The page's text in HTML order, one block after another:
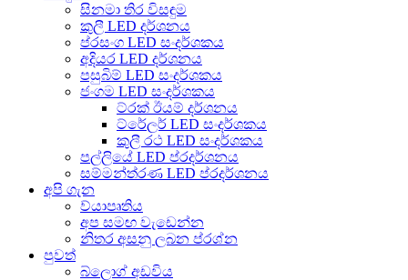
සිනමා තිර විසඳුම
කුලී LED දර්ශනය
ප්රසංග LED සංදර්ශකය
අදියර LED දර්ශනය
පසුබිම් LED සංදර්ශකය
ජංගම LED සංදර්ශකය
ට්රක් ඊයම් දර්ශනය
ට්රේලර් LED සංදර්ශකය
කුලී රථ LED සංදර්ශකය
පල්ලියේ LED ප්රදර්ශනය
සම්මන්ත්රණ LED ප්රදර්ශනය
අපි ගැන
ව්යාපෘතිය
අප සමඟ වැඩෙන්න
නිතර අසනු ලබන ප්රශ්න
පුවත්
බ්ලොග් අඩවිය